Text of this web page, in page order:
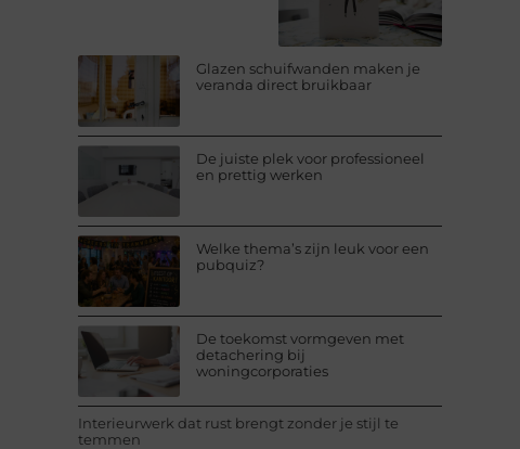
Glazen schuifwanden maken je
veranda direct bruikbaar
De juiste plek voor professioneel
en prettig werken
Welke thema’s zijn leuk voor een
pubquiz?
De toekomst vormgeven met
detachering bij
woningcorporaties
Interieurwerk dat rust brengt zonder je stijl te
temmen